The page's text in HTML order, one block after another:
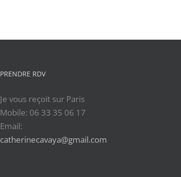
PRENDRE RDV
Je vous reçoit sur Paris
Mobile: 06 33 35 06 17
Email:
catherinecavaya@gmail.com